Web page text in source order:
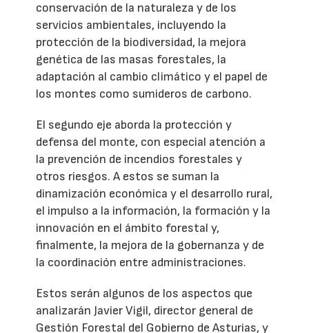
conservación de la naturaleza y de los
servicios ambientales, incluyendo la
protección de la biodiversidad, la mejora
genética de las masas forestales, la
adaptación al cambio climático y el papel de
los montes como sumideros de carbono.
El segundo eje aborda la protección y
defensa del monte, con especial atención a
la prevención de incendios forestales y
otros riesgos. A estos se suman la
dinamización económica y el desarrollo rural,
el impulso a la información, la formación y la
innovación en el ámbito forestal y,
finalmente, la mejora de la gobernanza y de
la coordinación entre administraciones.
Estos serán algunos de los aspectos que
analizarán Javier Vigil, director general de
Gestión Forestal del Gobierno de Asturias, y